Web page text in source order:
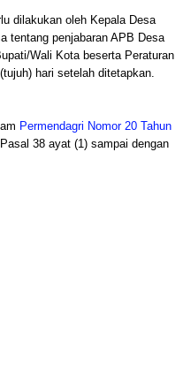
dilakukan oleh Kepala Desa
tentang penjabaran APB Desa
Wali Kota beserta Peraturan
hari setelah ditetapkan.
Permendagri Nomor 20 Tahun
38 ayat (1) sampai dengan